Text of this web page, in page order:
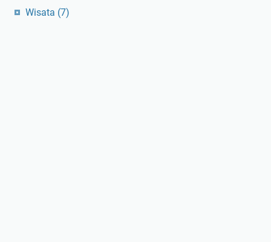
Wisata (7)